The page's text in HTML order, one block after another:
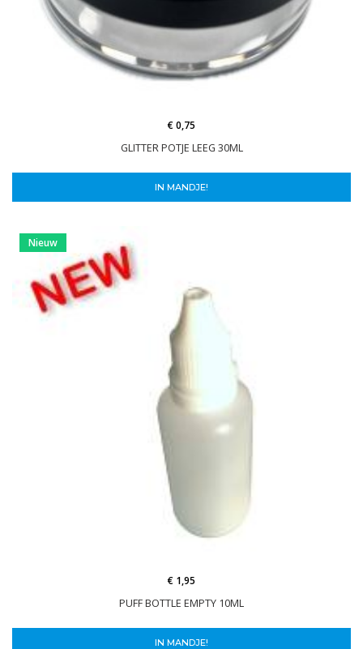
GLITTER POTJE LEEG 30ML
€ 0,75
IN MANDJE!
Nieuw
PUFF BOTTLE EMPTY 10ML
€ 1,95
IN MANDJE!